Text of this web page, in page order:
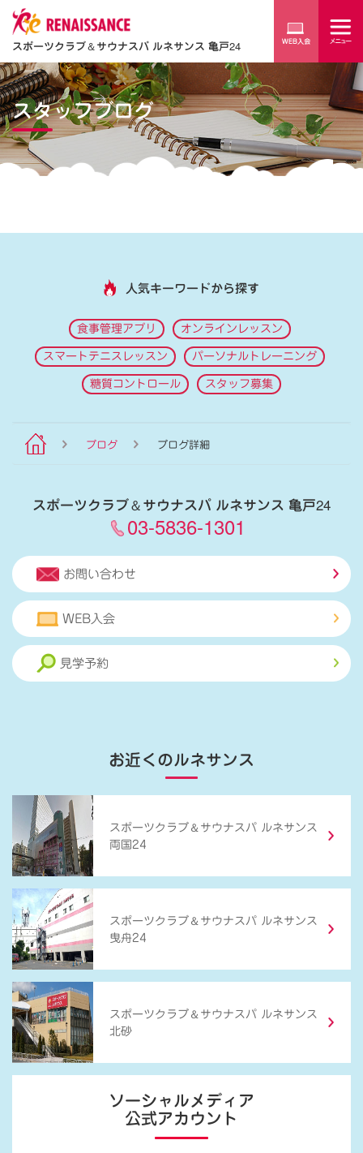
スポーツクラブ＆サウナスパ ルネサンス 亀戸24
スタッフブログ
人気キーワードから探す
食事管理アプリ オンラインレッスン
スマートテニスレッスン パーソナルトレーニング
糖質コントロール スタッフ募集
ブログ ブログ詳細
スポーツクラブ＆サウナスパ ルネサンス 亀戸24
03-5836-1301
お問い合わせ
WEB入会
見学予約
お近くのルネサンス
スポーツクラブ ＆ サウナスパ ルネサンス
両国24
スポーツクラブ ＆ サウナスパ ルネサンス
曳舟24
スポーツクラブ ＆ サウナスパ ルネサンス
北砂
ソーシャルメディア
公式アカウント